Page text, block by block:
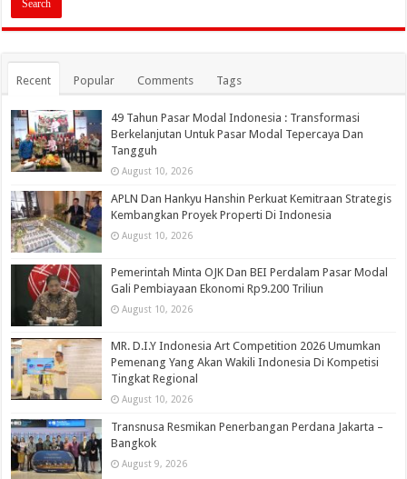
Recent Popular Comments Tags
49 Tahun Pasar Modal Indonesia : Transformasi
Berkelanjutan Untuk Pasar Modal Tepercaya Dan
Tangguh
August 10, 2026
APLN Dan Hankyu Hanshin Perkuat Kemitraan Strategis
Kembangkan Proyek Properti Di Indonesia
August 10, 2026
Pemerintah Minta OJK Dan BEI Perdalam Pasar Modal
Gali Pembiayaan Ekonomi Rp9.200 Triliun
August 10, 2026
MR. D.I.Y Indonesia Art Competition 2026 Umumkan
Pemenang Yang Akan Wakili Indonesia Di Kompetisi
Tingkat Regional
August 10, 2026
Transnusa Resmikan Penerbangan Perdana Jakarta –
Bangkok
August 9, 2026